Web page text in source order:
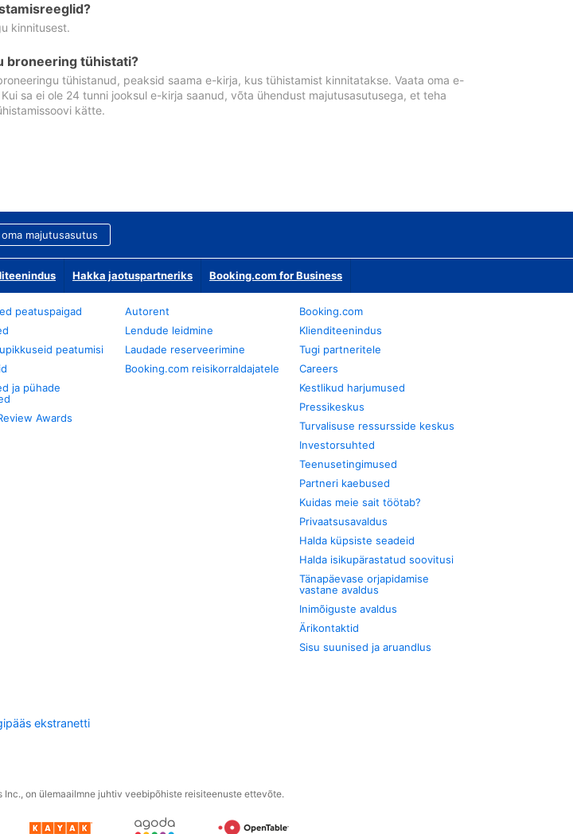
kinnitusest.
broneering tühistati?
tühistanud, peaksid saama e-kirja, kus tühistamist kinnitatakse. Vaata oma e-
sa ei ole 24 tunni jooksul e-kirja saanud, võta ühendust majutusasutusega, et teha
kätte.
oma majutusasutus
Hakka jaotuspartneriks Booking.com for Business
peatuspaigad
peatumisi
ja pühade
Awards
Autorent
Lendude leidmine
Laudade reserveerimine
Booking.com reisikorraldajatele
Booking.com
Klienditeenindus
Tugi partneritele
Careers
Kestlikud harjumused
Pressikeskus
Turvalisuse ressursside keskus
Investorsuhted
Teenusetingimused
Partneri kaebused
Kuidas meie sait töötab?
Privaatsusavaldus
Halda küpsiste seadeid
Halda isikupärastatud soovitusi
Tänapäevase orjapidamise
vastane avaldus
Inimõiguste avaldus
Ärikontaktid
Sisu suunised ja aruandlus
ekstranetti
on ülemaailmne juhtiv veebipõhiste reisiteenuste ettevõte.